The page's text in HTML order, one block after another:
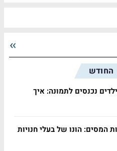
החודש
נכנסים לתמונה: איך
הונו של בעלי חנויות